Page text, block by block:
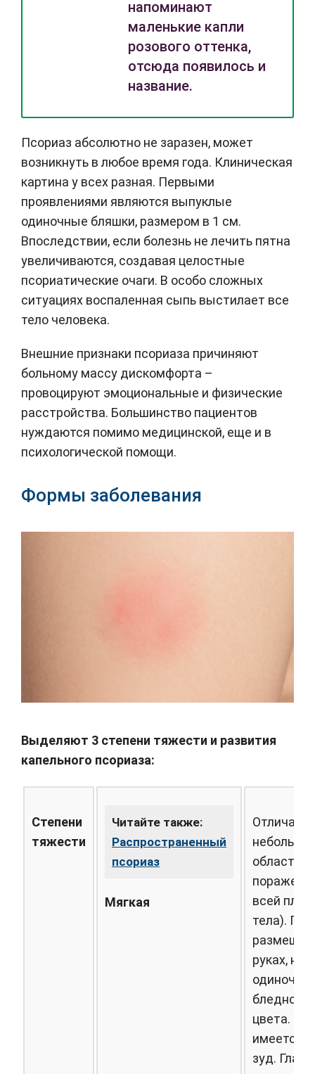
напоминают
маленькие капли
розового оттенка,
отсюда появилось и
название.
Псориаз абсолютно не заразен, может
возникнуть в любое время года. Клиническая
картина у всех разная. Первыми
проявлениями являются выпуклые
одиночные бляшки, размером в 1 см.
Впоследствии, если болезнь не лечить пятна
увеличиваются, создавая целостные
псориатические очаги. В особо сложных
ситуациях воспаленная сыпь выстилает все
тело человека.
Внешние признаки псориаза причиняют
больному массу дискомфорта –
провоцируют эмоциональные и физические
расстройства. Большинство пациентов
нуждаются помимо медицинской, еще и в
психологической помощи.
Формы заболевания
Выделяют 3 степени тяжести и развития
капельного псориаза:
Степени
тяжести
Читайте также:
Распространенный
псориаз
Мягкая
областью
всей
тела).
руках,
бледно-
цвета.
имеется
зуд.